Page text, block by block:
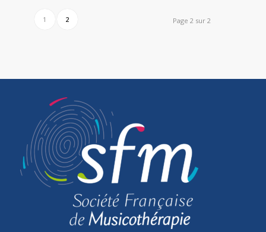
Page 2 sur 2
1 2